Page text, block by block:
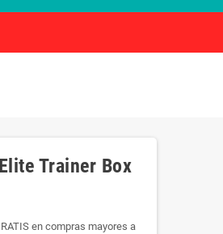
Trainer Box
en compras mayores a